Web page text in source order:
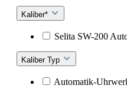
Kaliber*
Selita SW-200
Kaliber Typ
Automatik-